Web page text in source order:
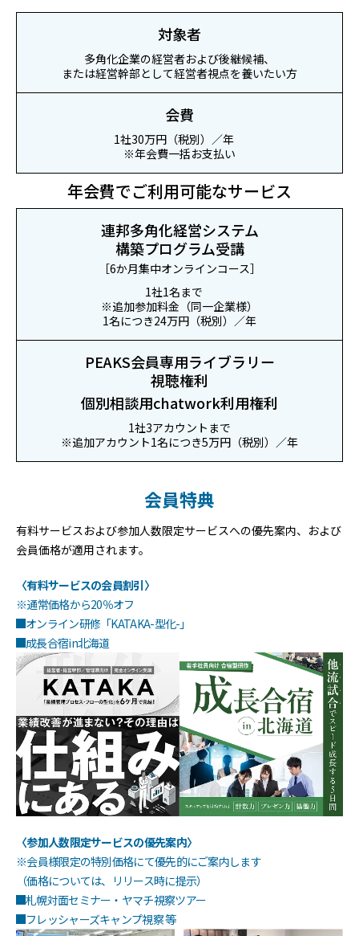
対象者
多角化企業の経営者および後継候補、
または経営幹部として経営者視点を養いたい方
会費
1社30万円（税別）／年
※年会費一括お支払い
年会費でご利用可能なサービス
連邦多角化経営システム
構築プログラム受講
［6か月集中オンラインコース］
1社1名まで
※追加参加料金（同一企業様）
1名につき24万円（税別）／年
PEAKS会員専用ライブラリー
視聴権利
個別相談用chatwork利用権利
1社3アカウントまで
※追加アカウント1名につき5万円（税別）／年
会員特典
有料サービスおよび参加人数限定サービスへの優先案内、および
会員価格が適用されます。
〈有料サービスの会員割引〉
※通常価格から20％オフ
オンライン研修「KATAKA-型化-」
成長合宿in北海道
〈参加人数限定サービスの優先案内〉
※会員様限定の特別価格にて優先的にご案内します
（価格については、リリース時に提示）
札幌対面セミナー・ヤマチ視察ツアー
フレッシャーズキャンプ視察 等